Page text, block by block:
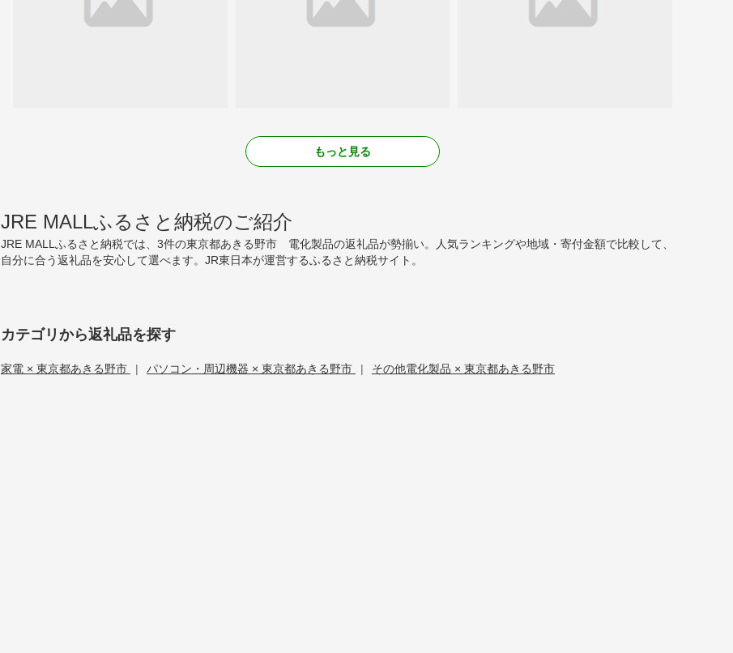
もっと見る
JRE MALLふるさと納税のご紹介
JRE MALLふるさと納税では、3件の東京都あきる野市 電化製品の返礼品が勢揃い。人気ランキングや地域・寄付金額で比較して、
自分に合う返礼品を安心して選べます。JR東日本が運営するふるさと納税サイト。
カテゴリから返礼品を探す
家電 × 東京都あきる野市 | パソコン・周辺機器 × 東京都あきる野市 | その他電化製品 × 東京都あきる野市